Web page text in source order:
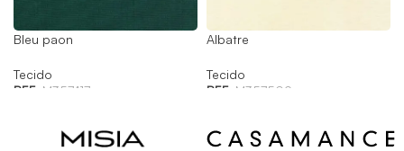
Bleu paon
Tecido
REF: M357417
Albatre
Tecido
REF: M357509